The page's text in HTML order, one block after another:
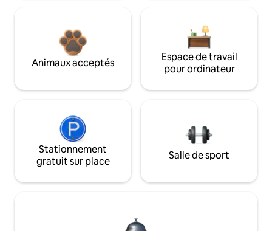
Animaux acceptés
Espace de travail
pour ordinateur
Stationnement
gratuit sur place
Salle de sport